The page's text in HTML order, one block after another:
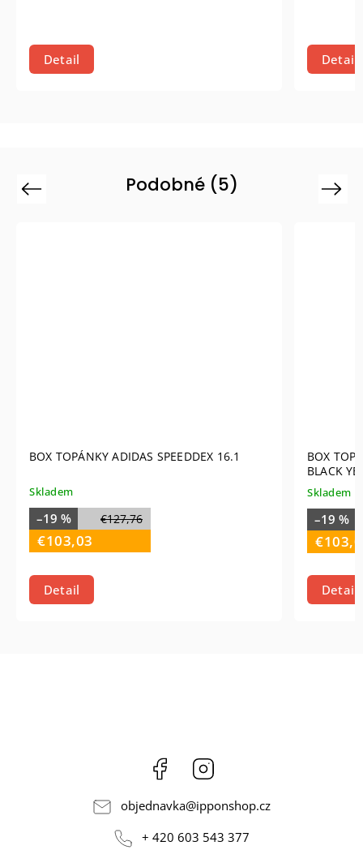
Detail Detail
Podobné (5)
Previous
BOX TOPÁNKY ADIDAS SPEEDDEX 16.1
Skladem
€127,76
–19 %
€103,03
Detail
BOX
BLACK
Skladem
–19 %
Detail
Next
Facebook
objednavka@ipponshop.cz
+ 420 603 543 377